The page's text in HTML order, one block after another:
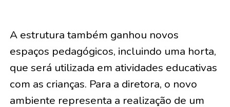
A estrutura também ganhou novos
espaços pedagógicos, incluindo uma horta,
que será utilizada em atividades educativas
com as crianças. Para a diretora, o novo
ambiente representa a realização de um